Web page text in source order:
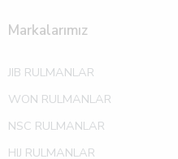
Markalarımız
JIB RULMANLAR
WON RULMANLAR
NSC RULMANLAR
HIJ RULMANLAR